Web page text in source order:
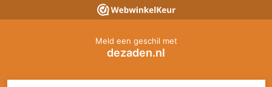
Meld een geschil met
dezaden.nl